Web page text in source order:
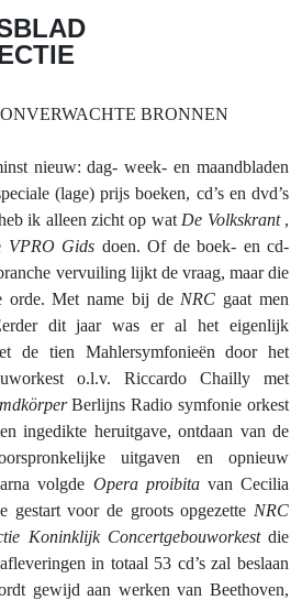
BRONNEN
nieuw: dag- week- en maandbladen
(lage) prijs boeken, cd’s en dvd’s
ik alleen zicht op wat De Volkskrant ,
VPRO Gids doen. Of de boek- en cd-
vervuiling lijkt de vraag, maar die
orde. Met name bij de NRC gaat men
dit jaar was er al het eigenlijk
de tien Mahlersymfonieën door het
o.l.v. Riccardo Chailly met
Berlijns Radio symfonie orkest
ingedikte heruitgave, ontdaan van de
uitgaven en opnieuw
volgde Opera proibita van Cecilia
gestart voor de groots opgezette NRC
Koninklijk Concertgebouworkestdie
in totaal 53 cd’s zal beslaan
gewijd aan werken van Beethoven,